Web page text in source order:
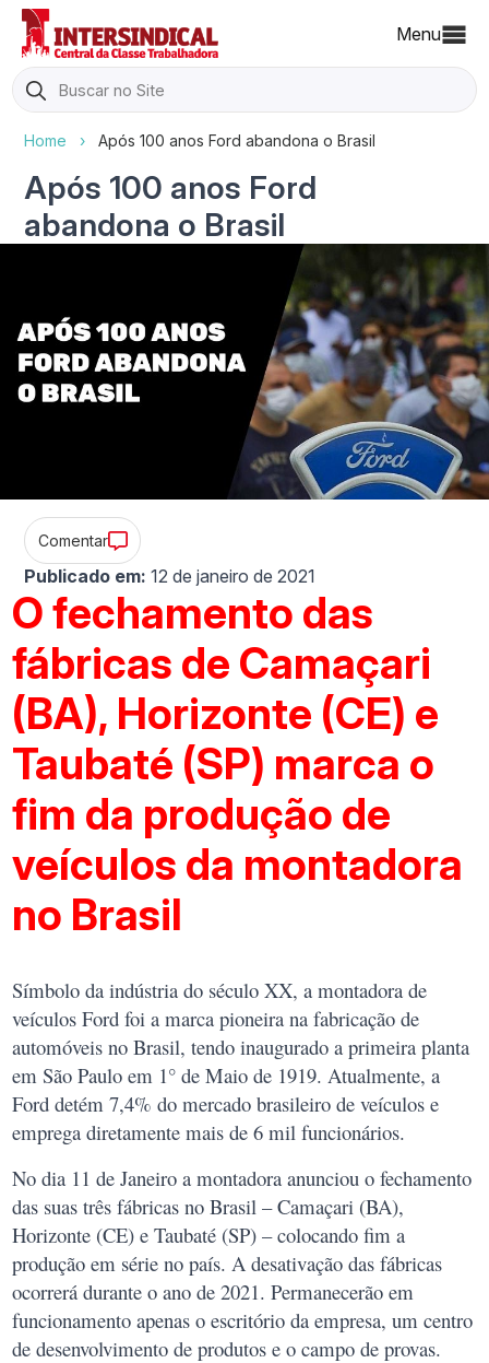
Menu
Search
for:
Home › Após 100 anos Ford abandona o Brasil
Após 100 anos Ford
abandona o Brasil
Comentar
Publicado em: 12 de janeiro de 2021
O fechamento das
fábricas de Camaçari
(BA), Horizonte (CE) e
Taubaté (SP) marca o
fim da produção de
veículos da montadora
no Brasil
Símbolo da indústria do século XX, a montadora de
veículos Ford foi a marca pioneira na fabricação de
automóveis no Brasil, tendo inaugurado a primeira planta
em São Paulo em 1° de Maio de 1919. Atualmente, a
Ford detém 7,4% do mercado brasileiro de veículos e
emprega diretamente mais de 6 mil funcionários.
No dia 11 de Janeiro a montadora anunciou o fechamento
das suas três fábricas no Brasil – Camaçari (BA),
Horizonte (CE) e Taubaté (SP) – colocando fim a
produção em série no país. A desativação das fábricas
ocorrerá durante o ano de 2021. Permanecerão em
funcionamento apenas o escritório da empresa, um centro
de desenvolvimento de produtos e o campo de provas.